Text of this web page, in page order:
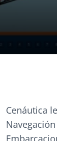
Cenáutica